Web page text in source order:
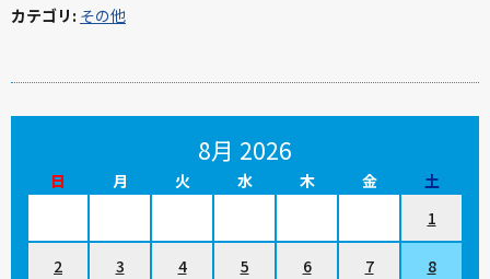
カテゴリ: その他
8月 2026
日 月 火 水 木 金
土
1
2 3 4 5 6 7 8